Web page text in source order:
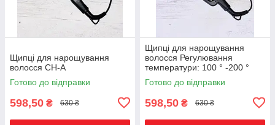
Щипці для нарощування
волосся CH-A
Готово до відправки
598,50 ₴ 630 ₴
Щипці для нарощування
волосся Регулювання
температури: 100 ° -200 °
CH-B
Готово до відправки
598,50 ₴ 630 ₴